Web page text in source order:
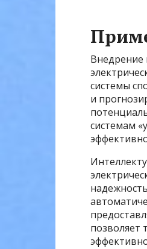
Внедрение
системы
и
системам
позволяет